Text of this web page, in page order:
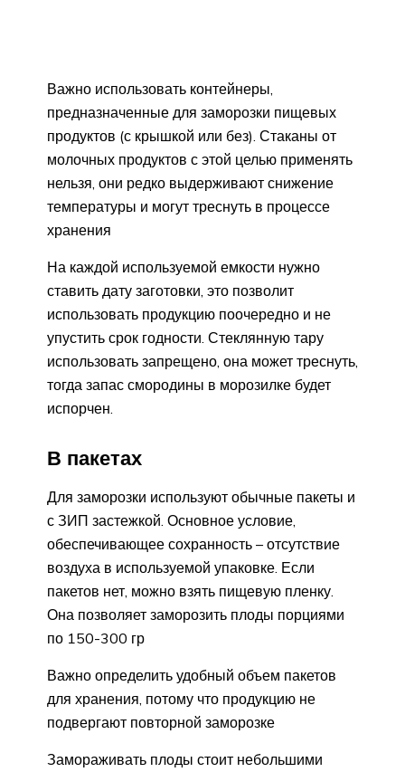
Важно использовать контейнеры,
предназначенные для заморозки пищевых
продуктов (с крышкой или без). Стаканы от
молочных продуктов с этой целью применять
нельзя, они редко выдерживают снижение
температуры и могут треснуть в процессе
хранения
На каждой используемой емкости нужно
ставить дату заготовки, это позволит
использовать продукцию поочередно и не
упустить срок годности. Стеклянную тару
использовать запрещено, она может треснуть,
тогда запас смородины в морозилке будет
испорчен.
В пакетах
Для заморозки используют обычные пакеты и
с ЗИП застежкой. Основное условие,
обеспечивающее сохранность – отсутствие
воздуха в используемой упаковке. Если
пакетов нет, можно взять пищевую пленку.
Она позволяет заморозить плоды порциями
по 150-300 гр
Важно определить удобный объем пакетов
для хранения, потому что продукцию не
подвергают повторной заморозке
Замораживать плоды стоит небольшими